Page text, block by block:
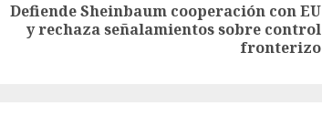
Defiende Sheinbaum cooperación con EU
y rechaza señalamientos sobre control
fronterizo